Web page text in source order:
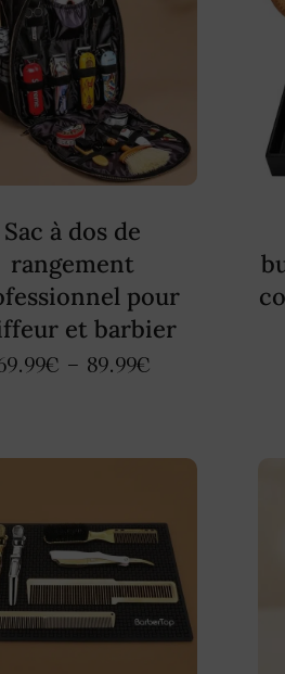
Sac à dos de
rangement
pour
et barbier
€ – 89.99€